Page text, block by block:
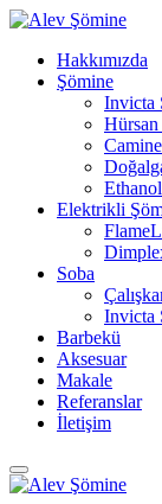
Hakkımızda
Şömine
Invicta
Elektrikli
Soba
Invicta
Barbekü
Aksesuar
Makale
Referanslar
İletişim